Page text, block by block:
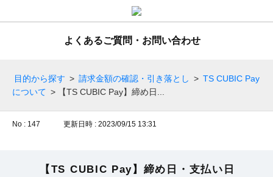
よくあるご質問・お問い合わせ
目的から探す > 請求金額の確認・引き落とし > TS CUBIC Pay
について > 【TS CUBIC Pay】締め日...
No : 147 更新日時 : 2023/09/15 13:31
【TS CUBIC Pay】締め日・支払い日